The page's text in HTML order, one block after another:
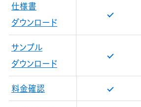
仕様書
ダウンロード
サンプル
ダウンロード
料金確認